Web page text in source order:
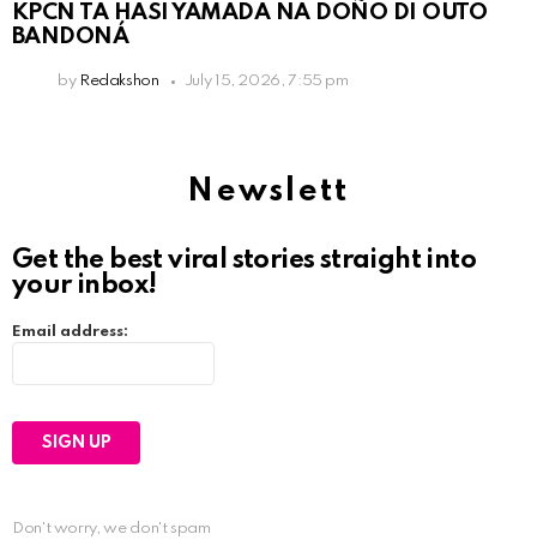
KPCN TA HASI YAMADA NA DOÑO DI OUTO
BANDONÁ
by Redakshon July 15, 2026, 7:55 pm
Newslett
Get the best viral stories straight into
your inbox!
Email address:
Don't worry, we don't spam